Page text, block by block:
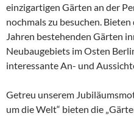
einzigartigen Gärten an der
nochmals zu besuchen.
Jahren bestehenden Gärten
Neubaugebiets im Osten
interessante An- und
Getreu unserem
um die Welt“ bieten die